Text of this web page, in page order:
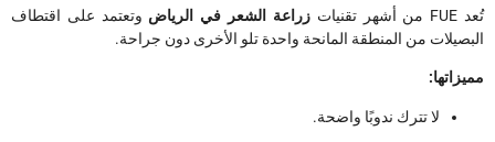
تُعد FUE من أشهر تقنيات زراعة الشعر في الرياض وتعتمد على اقتطاف
البصيلات من المنطقة المانحة واحدة تلو الأخرى دون جراحة.
مميزاتها:
لا تترك ندوبًا واضحة.